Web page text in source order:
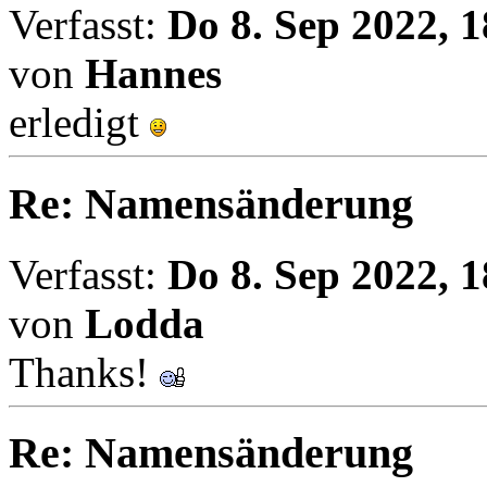
Verfasst: Do 8. Sep 2022,
von Hannes
erledigt
Re: Namensänderung
Verfasst: Do 8. Sep 2022,
von Lodda
Thanks!
Re: Namensänderung